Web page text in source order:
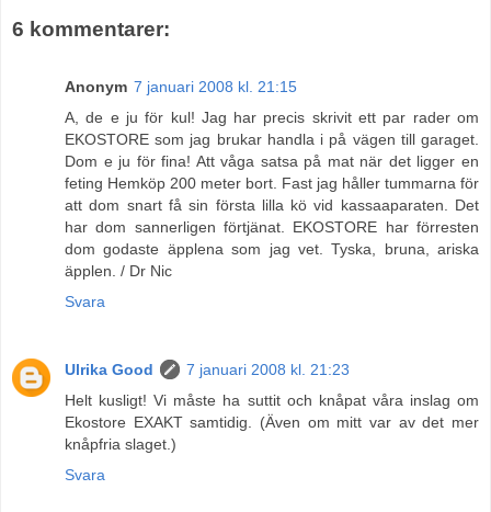
6 kommentarer:
Anonym 7 januari 2008 kl. 21:15
A, de e ju för kul! Jag har precis skrivit ett par rader om
EKOSTORE som jag brukar handla i på vägen till garaget.
Dom e ju för fina! Att våga satsa på mat när det ligger en
feting Hemköp 200 meter bort. Fast jag håller tummarna för
att dom snart få sin första lilla kö vid kassaaparaten. Det
har dom sannerligen förtjänat. EKOSTORE har förresten
dom godaste äpplena som jag vet. Tyska, bruna, ariska
äpplen. / Dr Nic
Svara
Ulrika Good
7 januari 2008 kl. 21:23
Helt kusligt! Vi måste ha suttit och knåpat våra inslag om
Ekostore EXAKT samtidig. (Även om mitt var av det mer
knåpfria slaget.)
Svara